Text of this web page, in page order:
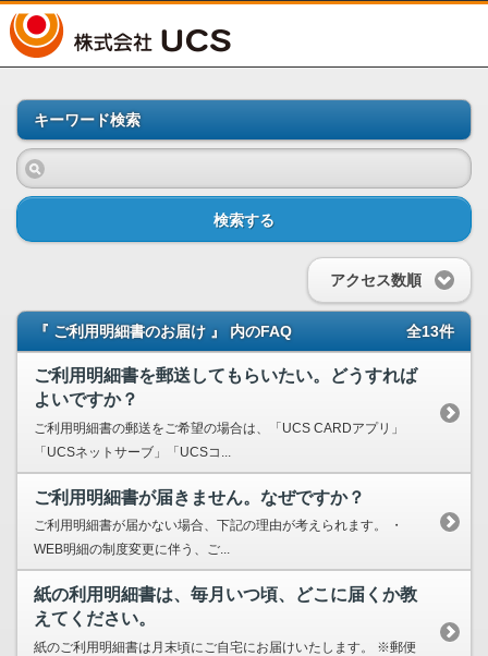
キーワード検索
検索する
アクセス数順
『 ご利用明細書のお届け 』 内のFAQ 全13件
ご利用明細書を郵送してもらいたい。どうすれば
よいですか？
ご利用明細書の郵送をご希望の場合は、「UCS CARDアプリ」
「UCSネットサーブ」「UCSコ...
ご利用明細書が届きません。なぜですか？
ご利用明細書が届かない場合、下記の理由が考えられます。 ・
WEB明細の制度変更に伴う、ご...
紙の利用明細書は、毎月いつ頃、どこに届くか教
えてください。
紙のご利用明細書は月末頃にご自宅にお届けいたします。 ※郵便